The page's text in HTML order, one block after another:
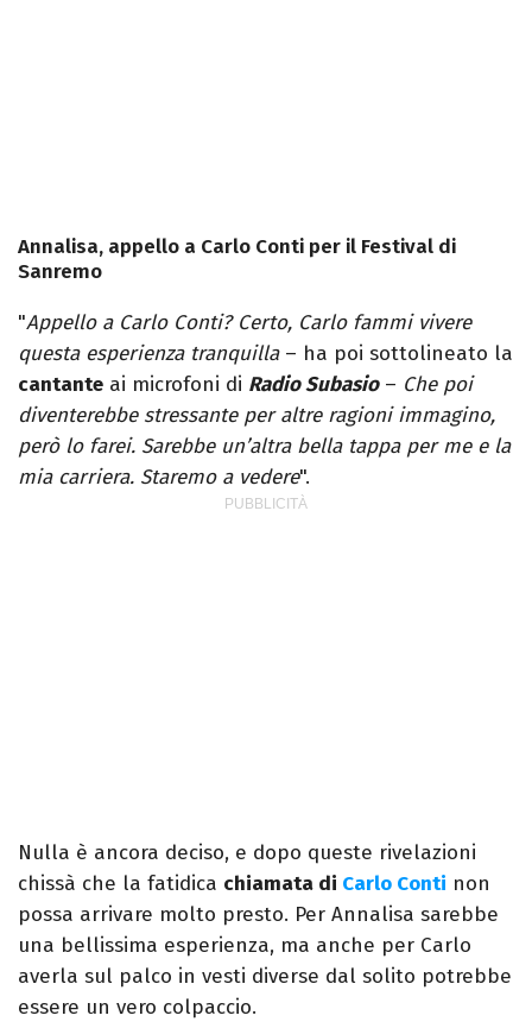
Annalisa, appello a Carlo Conti per il Festival di
Sanremo
"Appello a Carlo Conti? Certo, Carlo fammi vivere
questa esperienza tranquilla– ha poi sottolineato la
cantante ai microfoni di Radio Subasio– Che poi
diventerebbe stressante per altre ragioni immagino,
però lo farei. Sarebbe un’altra bella tappa per me e la
mia carriera. Staremo a vedere".
Nulla è ancora deciso, e dopo queste rivelazioni
chissà che la fatidica chiamata di Carlo Conti non
possa arrivare molto presto. Per Annalisa sarebbe
una bellissima esperienza, ma anche per Carlo
averla sul palco in vesti diverse dal solito potrebbe
essere un vero colpaccio.